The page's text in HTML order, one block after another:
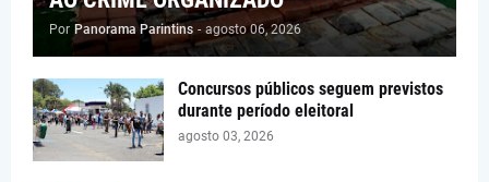
Por Panorama Parintins - agosto 06, 2026
Concursos públicos seguem previstos
durante período eleitoral
agosto 03, 2026